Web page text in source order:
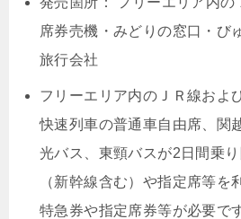
席券売機・みどりの窓口・び
旅行会社
フリーエリア内のＪＲ線およ
快速列車の普通車自由席、関
光バス、東頸バスが2日間乗
（新幹線含む）や指定席等を
特急券や指定席券等が必要で